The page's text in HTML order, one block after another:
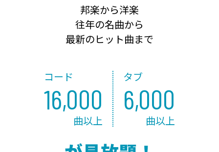
邦楽から洋楽
往年の名曲から
最新のヒット曲まで
コード
16,000
曲以上
タブ
6,000
曲以上